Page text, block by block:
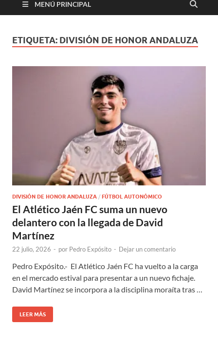
MENÚ PRINCIPAL
ETIQUETA: DIVISIÓN DE HONOR ANDALUZA
DIVISIÓN DE HONOR ANDALUZA / FÚTBOL AUTONÓMICO
El Atlético Jaén FC suma un nuevo
delantero con la llegada de David
Martínez
22 julio, 2026 - por Pedro Expósito - Dejar un comentario
Pedro Expósito.- El Atlético Jaén FC ha vuelto a la carga
en el mercado estival para presentar a un nuevo fichaje.
David Martínez se incorpora a la disciplina moraíta tras …
LEER MÁS